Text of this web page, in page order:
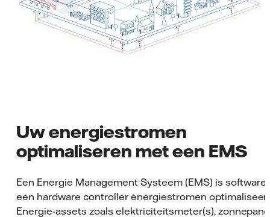
Uw energiestromen
optimaliseren met een EMS
Een Energie Management Systeem (EMS) is software
een hardware controller energiestromen
Energie-assets zoals elektriciteitsmeter(s),